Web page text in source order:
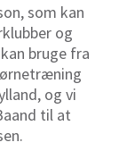
som kan
og
bruge fra
og vi
til at